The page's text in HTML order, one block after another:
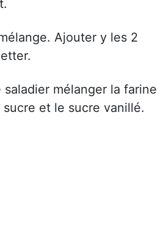
Ajouter y les 2
saladier mélanger la farine
et le sucre vanillé.